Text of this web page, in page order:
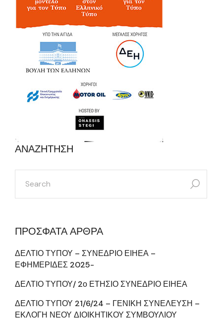
ΑΝΑΖΗΤΗΣΗ
search
for:
ΠΡΟΣΦΑΤΑ ΑΡΘΡΑ
ΔΕΛΤΙΟ ΤΥΠΟΥ – ΣΥΝΕΔΡΙΟ ΕΙΗΕΑ –
ΕΦΗΜΕΡΙΔΕΣ 2025-
ΔΕΛΤΙΟ ΤΥΠΟΥ/ 2ο ΕΤΗΣΙΟ ΣΥΝΕΔΡΙΟ ΕΙΗΕΑ
ΔΕΛΤΙΟ ΤΥΠΟΥ 21/6/24 – ΓΕΝΙΚΗ ΣΥΝΕΛΕΥΣΗ –
ΕΚΛΟΓΗ ΝΕΟΥ ΔΙΟΙΚΗΤΙΚΟΥ ΣΥΜΒΟΥΛΙΟΥ